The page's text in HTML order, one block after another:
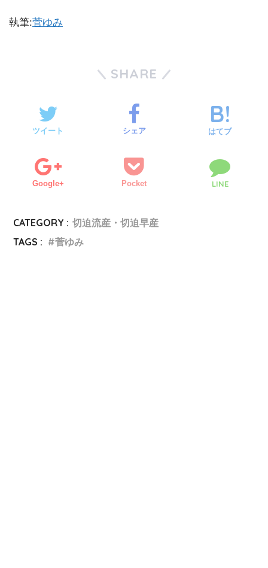
執筆:菅ゆみ
SHARE
ツイート シェア はてブ
Google+ Pocket LINE
CATEGORY : 切迫流産・切迫早産
TAGS :
菅ゆみ